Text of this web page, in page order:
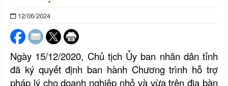
12/06/2024
Ngày 15/12/2020, Chủ tịch Ủy ban nhân dân tỉnh
đã ký quyết định ban hành Chương trình hỗ trợ
pháp lý cho doanh nghiệp nhỏ và vừa trên địa bàn